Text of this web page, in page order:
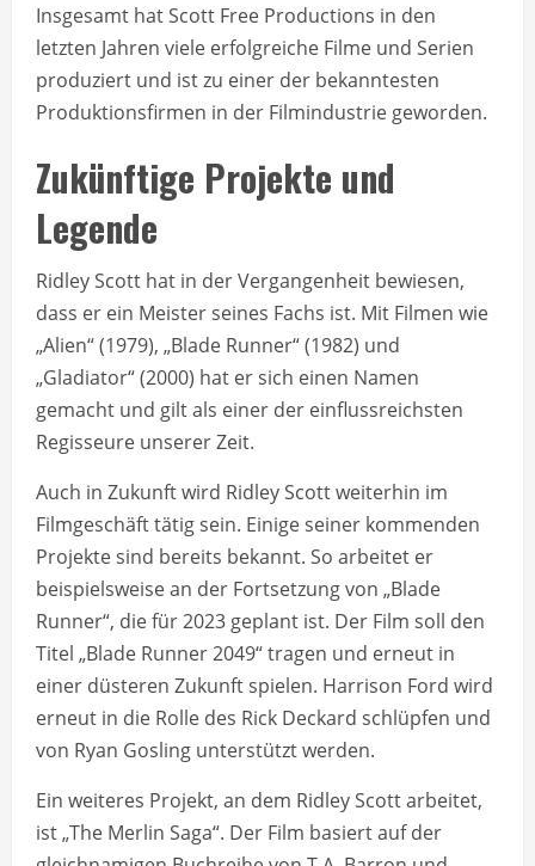
Insgesamt hat Scott Free Productions in den
letzten Jahren viele erfolgreiche Filme und Serien
produziert und ist zu einer der bekanntesten
Produktionsfirmen in der Filmindustrie geworden.
Zukünftige Projekte und
Legende
Ridley Scott hat in der Vergangenheit bewiesen,
dass er ein Meister seines Fachs ist. Mit Filmen wie
„Alien“ (1979), „Blade Runner“ (1982) und
„Gladiator“ (2000) hat er sich einen Namen
gemacht und gilt als einer der einflussreichsten
Regisseure unserer Zeit.
Auch in Zukunft wird Ridley Scott weiterhin im
Filmgeschäft tätig sein. Einige seiner kommenden
Projekte sind bereits bekannt. So arbeitet er
beispielsweise an der Fortsetzung von „Blade
Runner“, die für 2023 geplant ist. Der Film soll den
Titel „Blade Runner 2049“ tragen und erneut in
einer düsteren Zukunft spielen. Harrison Ford wird
erneut in die Rolle des Rick Deckard schlüpfen und
von Ryan Gosling unterstützt werden.
Ein weiteres Projekt, an dem Ridley Scott arbeitet,
ist „The Merlin Saga“. Der Film basiert auf der